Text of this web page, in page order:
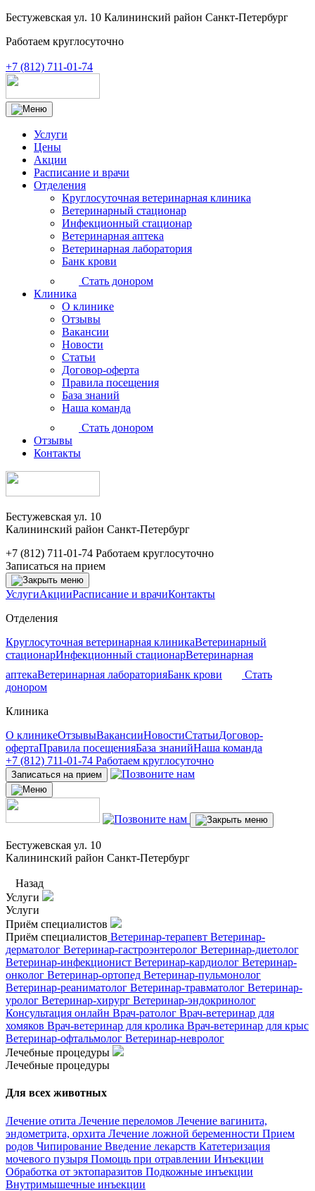
Бестужевская ул. 10 Калининский район Санкт-Петербург
Работаем круглосуточно
+7 (812) 711-01-74
Услуги
Цены
Акции
Расписание и врачи
Отделения
Круглосуточная ветеринарная клиника
Ветеринарный стационар
Инфекционный стационар
Ветеринарная аптека
Ветеринарная лаборатория
Банк крови
Стать донором
Клиника
О клинике
Отзывы
Вакансии
Новости
Статьи
Договор-оферта
Правила посещения
База знаний
Наша команда
Стать донором
Отзывы
Контакты
Бестужевская ул. 10
Калининский район Санкт-Петербург
+7 (812) 711-01-74 Работаем круглосуточно
Записаться на прием
УслугиАкцииРасписание и врачиКонтакты
Отделения
Круглосуточная ветеринарная клиникаВетеринарный
стационарИнфекционный стационарВетеринарная
аптекаВетеринарная лабораторияБанк крови
Стать
донором
Клиника
О клиникеОтзывыВакансииНовостиСтатьиДоговор-
офертаПравила посещенияБаза знанийНаша команда
+7 (812) 711-01-74 Работаем круглосуточно
Записаться на прием
Бестужевская ул. 10
Калининский район Санкт-Петербург
Назад
Услуги
Услуги
Приём специалистов
Приём специалистов Ветеринар-терапевт Ветеринар-
дерматолог Ветеринар-гастроэнтеролог Ветеринар-диетолог
Ветеринар-инфекционист Ветеринар-кардиолог Ветеринар-
онколог Ветеринар-ортопед Ветеринар-пульмонолог
Ветеринар-реаниматолог Ветеринар-травматолог Ветеринар-
уролог Ветеринар-хирург Ветеринар-эндокринолог
Консультация онлайн Врач-ратолог Врач-ветеринар для
хомяков Врач-ветеринар для кролика Врач-ветеринар для крыс
Ветеринар-офтальмолог Ветеринар-невролог
Лечебные процедуры
Лечебные процедуры
Для всех животных
Лечение отита Лечение переломов Лечение вагинита,
эндометрита, орхита Лечение ложной беременности Прием
родов Чипирование Введение лекарств Катетеризация
мочевого пузыря Помощь при отравлении Инъекции
Обработка от эктопаразитов Подкожные инъекции
Внутримышечные инъекции